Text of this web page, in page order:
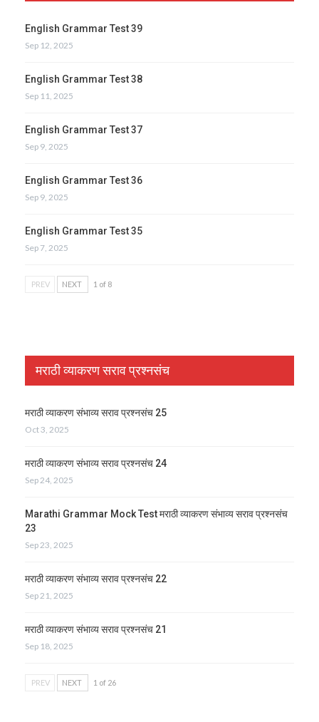
English Grammar Test 39
Sep 12, 2025
English Grammar Test 38
Sep 11, 2025
English Grammar Test 37
Sep 9, 2025
English Grammar Test 36
Sep 9, 2025
English Grammar Test 35
Sep 7, 2025
PREV NEXT 1 of 8
मराठी व्याकरण सराव प्रश्नसंच
मराठी व्याकरण संभाव्य सराव प्रश्नसंच 25
Oct 3, 2025
मराठी व्याकरण संभाव्य सराव प्रश्नसंच 24
Sep 24, 2025
Marathi Grammar Mock Test मराठी व्याकरण संभाव्य सराव प्रश्नसंच
23
Sep 23, 2025
मराठी व्याकरण संभाव्य सराव प्रश्नसंच 22
Sep 21, 2025
मराठी व्याकरण संभाव्य सराव प्रश्नसंच 21
Sep 18, 2025
PREV NEXT 1 of 26